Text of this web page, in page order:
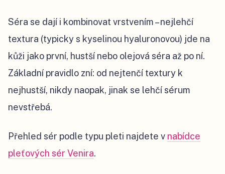
Séra se dají i kombinovat vrstvením – nejlehčí
textura (typicky s kyselinou hyaluronovou) jde na
kůži jako první, hustší nebo olejová séra až po ní.
Základní pravidlo zní: od nejtenčí textury k
nejhustší, nikdy naopak, jinak se lehčí sérum
nevstřebá.
Přehled sér podle typu pleti najdete v nabídce
pleťových sér Venira.